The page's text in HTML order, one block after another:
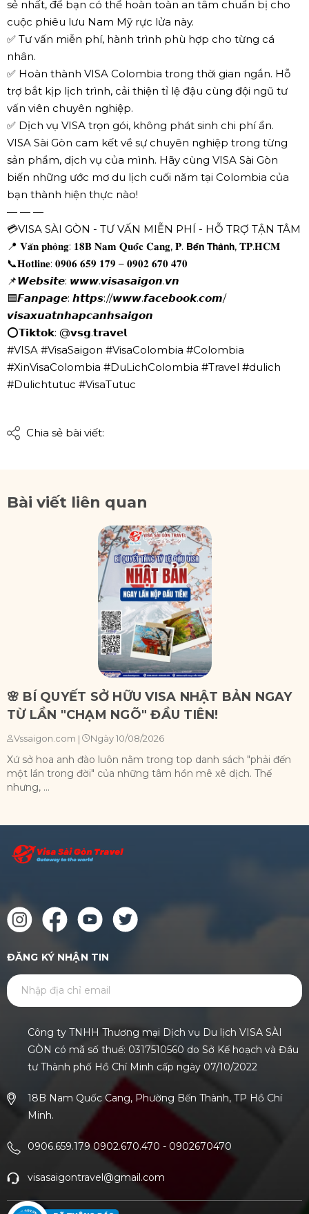
sẻ nhất, để bạn có thể hoàn toàn an tâm chuẩn bị cho
cuộc phiêu lưu Nam Mỹ rực lửa này.
✅ Tư vấn miễn phí, hành trình phù hợp cho từng cá
nhân.
✅ Hoàn thành VISA Colombia trong thời gian ngắn. Hỗ
trợ bắt kịp lịch trình, cải thiện tỉ lệ đậu cùng đội ngũ tư
vấn viên chuyên nghiệp.
✅ Dịch vụ VISA trọn gói, không phát sinh chi phí ẩn.
VISA Sài Gòn cam kết về sự chuyên nghiệp trong từng
sản phẩm, dịch vụ của mình. Hãy cùng VISA Sài Gòn
biến những ước mơ du lịch cuối năm tại Colombia của
bạn thành hiện thực nào!
— — —
💳VISA SÀI GÒN - TƯ VẤN MIỄN PHÍ - HỖ TRỢ TẬN TÂM
📍 𝐕𝐚̆𝐧 𝐩𝐡𝐨̀𝐧𝐠: 𝟏𝟖𝐁 𝐍𝐚𝐦 𝐐𝐮𝐨̂́𝐜 𝐂𝐚𝐧𝐠, 𝐏. 𝗕𝗲̂́𝗻 𝗧𝗵𝗮̀𝗻𝗵, 𝐓𝐏.𝐇𝐂𝐌
📞𝐇𝐨𝐭𝐥𝐢𝐧𝐞: 𝟎𝟗𝟎𝟔 𝟔𝟓𝟗 𝟏𝟕𝟗 – 𝟎𝟗𝟎𝟐 𝟔𝟕𝟎 𝟒𝟕𝟎
📌𝙒𝙚𝙗𝙨𝙞𝙩𝙚: 𝙬𝙬𝙬.𝙫𝙞𝙨𝙖𝙨𝙖𝙞𝙜𝙤𝙣.𝙫𝙣
🟦𝙁𝙖𝙣𝙥𝙖𝙜𝙚: 𝙝𝙩𝙩𝙥𝙨://𝙬𝙬𝙬.𝙛𝙖𝙘𝙚𝙗𝙤𝙤𝙠.𝙘𝙤𝙢/
𝙫𝙞𝙨𝙖𝙭𝙪𝙖𝙩𝙣𝙝𝙖𝙥𝙘𝙖𝙣𝙝𝙨𝙖𝙞𝙜𝙤𝙣
⭕𝗧𝗶𝗸𝘁𝗼𝗸: @𝘃𝘀𝗴.𝘁𝗿𝗮𝘃𝗲𝗹
#VISA #VisaSaigon #VisaColombia #Colombia
#XinVisaColombia #DuLichColombia #Travel #dulich
#Dulichtutuc #VisaTutuc
Chia sẻ bài viết:
Bài viết liên quan
🌸 BÍ QUYẾT SỞ HỮU VISA NHẬT BẢN NGAY
TỪ LẦN "CHẠM NGÕ" ĐẦU TIÊN!
Vssaigon.com | Ngày 10/08/2026
Xứ sở hoa anh đào luôn nằm trong top danh sách "phải đến
một lần trong đời" của những tâm hồn mê xê dịch. Thế
nhưng, ...
ĐĂNG KÝ NHẬN TIN
Công ty TNHH Thương mại Dịch vụ Du lịch VISA SÀI
GÒN có mã số thuế: 0317510560 do Sở Kế hoạch và Đầu
tư Thành phố Hồ Chí Minh cấp ngày 07/10/2022
18B Nam Quốc Cang, Phường Bến Thành, TP Hồ Chí
Minh.
0906.659.179 0902.670.470 - 0902670470
visasaigontravel@gmail.com